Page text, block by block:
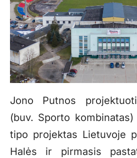
Jono Putnos
(buv. Sporto
tipo projektas Lietuvoje
Halės ir pirmasis